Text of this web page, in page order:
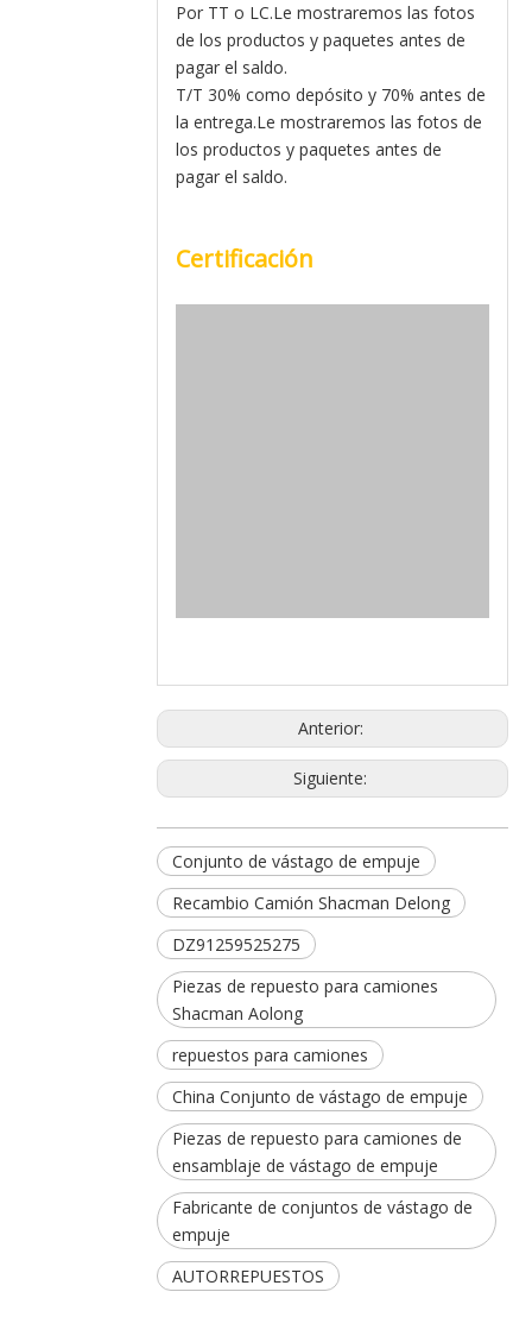
Por TT o LC.Le mostraremos las fotos
de los productos y paquetes antes de
pagar el saldo.
T/T 30% como depósito y 70% antes de
la entrega.Le mostraremos las fotos de
los productos y paquetes antes de
pagar el saldo.
Certificación
Anterior:
Siguiente:
Conjunto de vástago de empuje
Recambio Camión Shacman Delong
DZ91259525275
Piezas de repuesto para camiones
Shacman Aolong
repuestos para camiones
China Conjunto de vástago de empuje
Piezas de repuesto para camiones de
ensamblaje de vástago de empuje
Fabricante de conjuntos de vástago de
empuje
AUTORREPUESTOS